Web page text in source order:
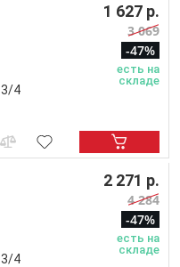
3/4
1 627 р.
3 069
-47%
есть на
складе
3/4
2 271 р.
4 284
-47%
есть на
складе